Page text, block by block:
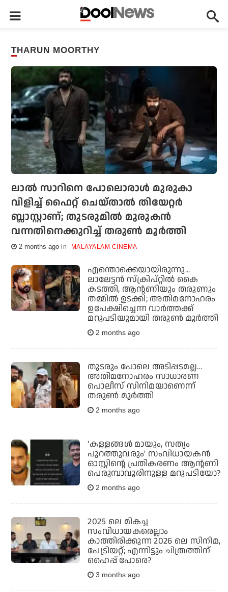
THARUN MOORTHY
ലാല്‍ സാറിനെ പോലൊരാള്‍ മുരുകാ
വിളിച്ച് ഫൈറ്റ് ചെയ്താല്‍ തിയേറ്റര്‍
ബ്ലാസ്റ്റാണ്; തുടരുമില്‍ മുരുകന്‍
വന്നതിനെക്കുറിച്ച് തരുണ്‍ മൂര്‍ത്തി
2 months ago MALAYALAM CINEMA
എന്തൊക്കെയായിരുന്നു...
ലാലേട്ടന്‍ സ്‌ക്രിപ്റ്റില്‍ കൈ
കടത്തി, ആന്റണിയും തരുണും
തമ്മില്‍ ഉടക്കി; അതിമനോഹരം
ഉപേക്ഷിച്ചെന്ന വാര്‍ത്തക്ക്
മറുപടിയുമായി തരുണ്‍ മൂര്‍ത്തി
2 months ago
തുടരും പോലെ അടിപ്പടമല്ല...
അതിമനോഹരം സാധാരണ
പൊലീസ് സിനിമയാണെന്ന്
തരുണ്‍ മൂര്‍ത്തി
2 months ago
'കള്ളങ്ങൾ മായും, സത്യം
പുറത്തുവരും' സംവിധായകൻ
ഓസ്റ്റിന്റെ പ്രതികരണം ആന്റണി
പെരുമ്പാവൂരിനുള്ള മറുപടിയോ?
2 months ago
2025 ലെ മികച്ച
സംവിധായകരെല്ലാം
കാത്തിരിക്കുന്ന 2026 ലെ സിനിമ,
പേട്രിയറ്റ്; എന്നിട്ടും ചിത്രത്തിന്
ഹൈപ്പ് പോരെ?
3 months ago